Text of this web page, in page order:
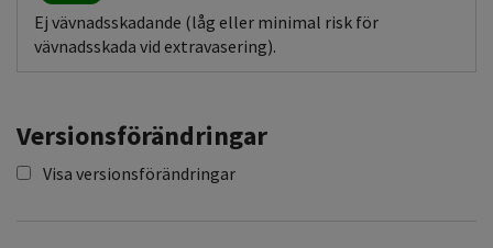
Ej vävnadsskadande (låg eller minimal risk för
vävnadsskada vid extravasering).
Versionsförändringar
Visa versionsförändringar